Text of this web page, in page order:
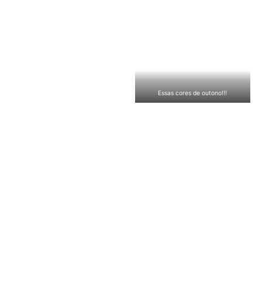
Essas cores de outono!!!